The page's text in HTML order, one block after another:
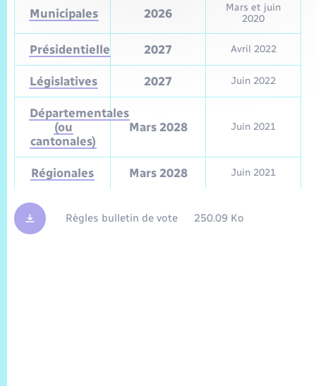
Municipales 2026
Mars et juin
2020
Présidentielle 2027 Avril 2022
Législatives 2027 Juin 2022
Départementales
(ou
cantonales)
Mars 2028 Juin 2021
Régionales Mars 2028 Juin 2021
Règles bulletin de vote 250.09 Ko